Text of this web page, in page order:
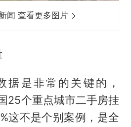
闻 查看更多图片
据是非常的关键的，
25个重点城市二手房挂
这不是个别案例，是全